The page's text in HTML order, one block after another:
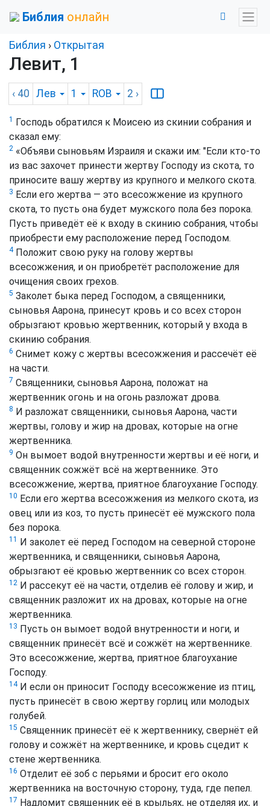
Библия онлайн
Библия › Открытая
Левит, 1
‹ 40 Лев 1 ROB 2 ›
1
Господь обратился к Моисею из скинии собрания и
сказал ему:
2 «Объяви сыновьям Израиля и скажи им: "Если кто-то
из вас захочет принести жертву Господу из скота, то
приносите вашу жертву из крупного и мелкого скота.
3 Если его жертва — это всесожжение из крупного
скота, то пусть она будет мужского пола без порока.
Пусть приведёт её к входу в скинию собрания, чтобы
приобрести ему расположение перед Господом.
4Положит свою руку на голову жертвы
всесожжения, и он приобретёт расположение для
очищения своих грехов.
5 Заколет быка перед Господом, а священники,
сыновья Аарона, принесут кровь и со всех сторон
обрызгают кровью жертвенник, который у входа в
скинию собрания.
6 Снимет кожу с жертвы всесожжения и рассечёт её
на части.
7 Священники, сыновья Аарона, положат на
жертвенник огонь и на огонь разложат дрова.
8 И разложат священники, сыновья Аарона, части
жертвы, голову и жир на дровах, которые на огне
жертвенника.
9 Он вымоет водой внутренности жертвы и её ноги, и
священник сожжёт всё на жертвеннике. Это
всесожжение, жертва, приятное благоухание Господу.
10 Если его жертва всесожжения из мелкого скота, из
овец или из коз, то пусть принесёт её мужского пола
без порока.
11
И заколет её перед Господом на северной стороне
жертвенника, и священники, сыновья Аарона,
обрызгают её кровью жертвенник со всех сторон.
12 И рассекут её на части, отделив её голову и жир, и
священник разложит их на дровах, которые на огне
жертвенника.
13 Пусть он вымоет водой внутренности и ноги, и
священник принесёт всё и сожжёт на жертвеннике.
Это всесожжение, жертва, приятное благоухание
Господу.
14И если он приносит Господу всесожжение из птиц,
пусть принесёт в свою жертву горлиц или молодых
голубей.
15 Священник принесёт её к жертвеннику, свернёт ей
голову и сожжёт на жертвеннике, и кровь сцедит к
стене жертвенника.
16 Отделит её зоб с перьями и бросит его около
жертвенника на восточную сторону, туда, где пепел.
17 Надломит священник её в крыльях, не отделяя их, и